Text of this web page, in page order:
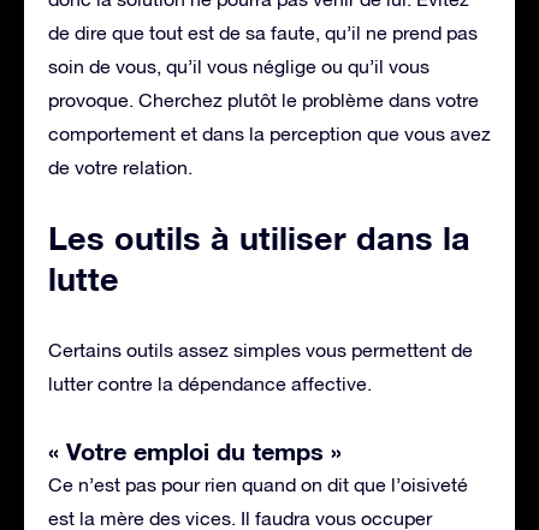
de dire que tout est de sa faute, qu’il ne prend pas
soin de vous, qu’il vous néglige ou qu’il vous
provoque. Cherchez plutôt le problème dans votre
comportement et dans la perception que vous avez
de votre relation.
Les outils à utiliser dans la
lutte
Certains outils assez simples vous permettent de
lutter contre la dépendance affective.
« Votre emploi du temps »
Ce n’est pas pour rien quand on dit que l’oisiveté
est la mère des vices. Il faudra vous occuper